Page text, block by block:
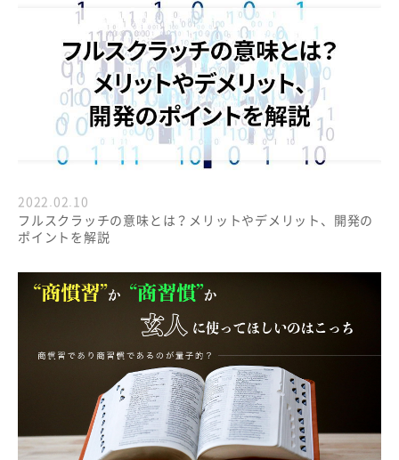
2022.02.10
フルスクラッチの意味とは？メリットやデメリット、開発の
ポイントを解説